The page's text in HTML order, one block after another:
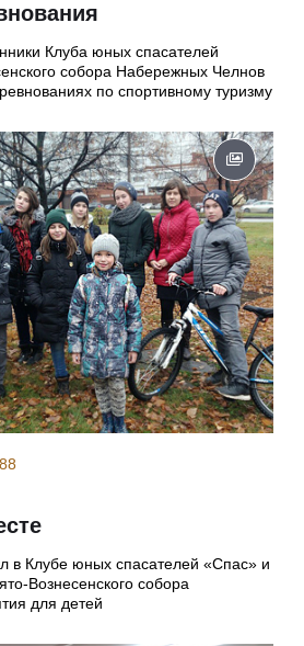
Клуба юных спасателей
собора Набережных Челнов
по спортивному туризму
в Клубе юных спасателей «Спас» и
Вознесенского собора
для детей